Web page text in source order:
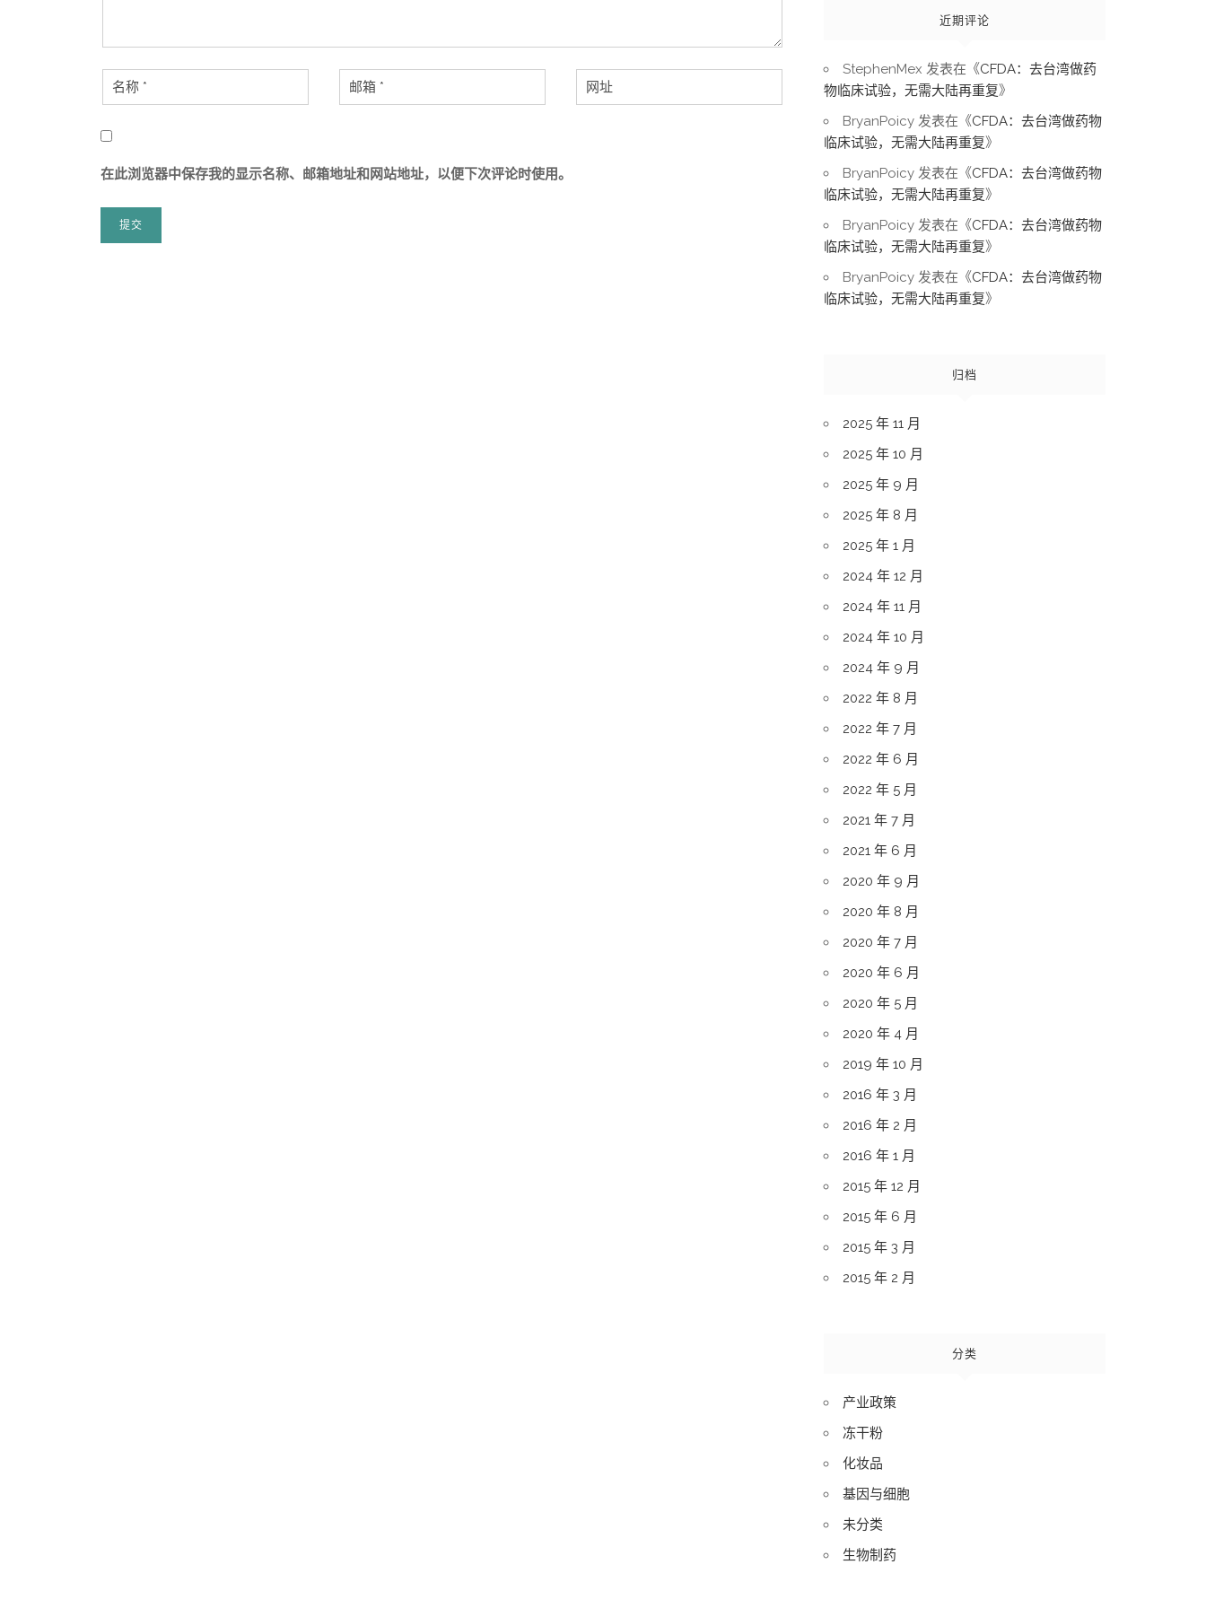
在此浏览器中保存我的显示名称、邮箱地址和网站地址，以便下次评论时使用。
近期评论
StephenMex 发表在《CFDA：去台湾做药
物临床试验，无需大陆再重复》
BryanPoicy 发表在《CFDA：去台湾做药物
临床试验，无需大陆再重复》
BryanPoicy 发表在《CFDA：去台湾做药物
临床试验，无需大陆再重复》
BryanPoicy 发表在《CFDA：去台湾做药物
临床试验，无需大陆再重复》
BryanPoicy 发表在《CFDA：去台湾做药物
临床试验，无需大陆再重复》
归档
2025 年 11 月
2025 年 10 月
2025 年 9 月
2025 年 8 月
2025 年 1 月
2024 年 12 月
2024 年 11 月
2024 年 10 月
2024 年 9 月
2022 年 8 月
2022 年 7 月
2022 年 6 月
2022 年 5 月
2021 年 7 月
2021 年 6 月
2020 年 9 月
2020 年 8 月
2020 年 7 月
2020 年 6 月
2020 年 5 月
2020 年 4 月
2019 年 10 月
2016 年 3 月
2016 年 2 月
2016 年 1 月
2015 年 12 月
2015 年 6 月
2015 年 3 月
2015 年 2 月
分类
产业政策
冻干粉
化妆品
基因与细胞
未分类
生物制药